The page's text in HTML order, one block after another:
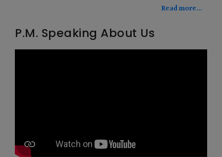
Read more...
P.M. Speaking About Us